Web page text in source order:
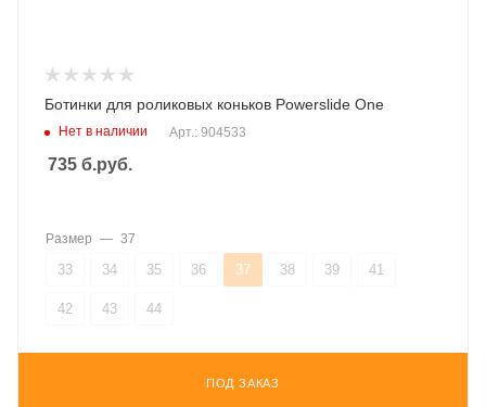
Ботинки для роликовых коньков Powerslide One
Нет в наличии Арт.: 904533
735 б.руб.
ПОД ЗАКАЗ
Размер — 37
33 34 35 36 37 38 39 41
42 43 44